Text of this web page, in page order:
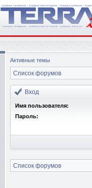
Активные темы
Список форумов
Вход
Имя пользователя:
Пароль:
Список форумов